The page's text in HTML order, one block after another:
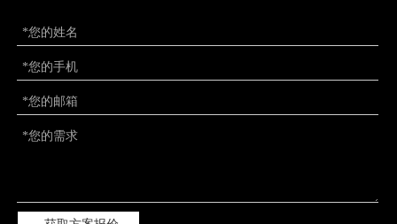
创新创业大赛决赛现场均有所提高。
所有项目展示结束后,来自厦门创融汇的投资
潜力进行打分评选。福建晋工新能源科技有限
公司、厦门松鼠精密科技有限公司、厦门华碳
投合伙人崔麟为获奖企业颁奖。